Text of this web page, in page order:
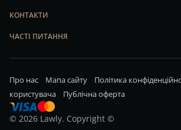
КОНТАКТИ
ЧАСТІ ПИТАННЯ
© 2026 Lawly. Copyright ©
Про нас Мапа сайту Політика
користувача
Публічна оферта